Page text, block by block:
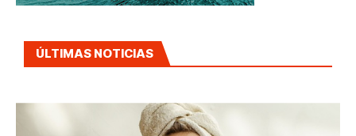
ÚLTIMAS NOTICIAS